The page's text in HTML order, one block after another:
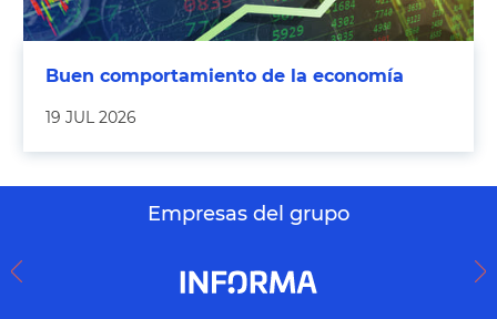
Buen comportamiento de la economía
19 JUL 2026
Empresas del grupo